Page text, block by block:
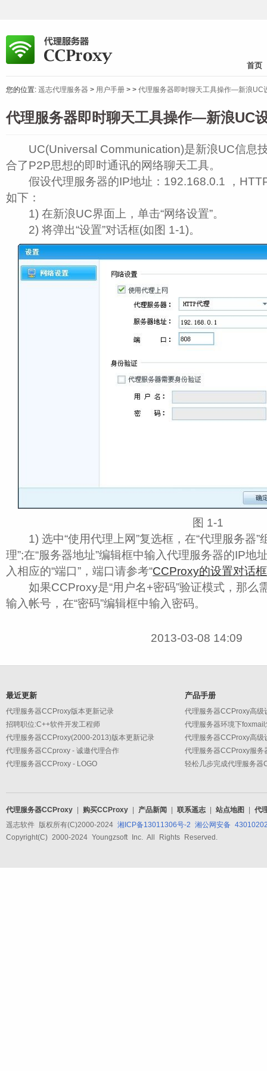
首页
您的位置: 遥志代理服务器 > 用户手册 > > 代理服务器即时聊天工具操作—新浪UC
代理服务器即时聊天工具操作—新浪UC
UC(Universal Communication)是新浪UC信息
合了P2P思想的即时通讯的网络聊天工具。
假设代理服务器的IP地址：192.168.0.1 ，
如下：
1) 在新浪UC界面上，单击“网络设置”。
2) 将弹出“设置”对话框(如图 1‑1)。
图 1‑1
1) 选中“使用代理上网”复选框，在“代理服务器”
理”;在“服务器地址”编辑框中输入代理服务器的IP地
入相应的“端口”，端口请参考“CCProxy的设置对话框
如果CCProxy是“用户名+密码”验证模式，那么
输入帐号，在“密码”编辑框中输入密码。
2013-03-08 14:09
最近更新
代理服务器CCProxy版本更新记录
招聘职位:C++软件开发工程师
代理服务器CCProxy(2000-2013)版本更新记录
代理服务器CCproxy - 诚邀代理合作
代理服务器CCProxy - LOGO
产品手册
代理服务器环境下
代理服务器CCProxy服务
轻松几步完成代理服务器
代理服务器CCProxy | 购买CCProxy | 产品新闻 | 联系遥志 | 站点地图 | 代
遥志软件 版权所有(C)2000-2024 湘ICP备13011306号-2 湘公网安备
Copyright(C) 2000-2024 Youngzsoft Inc. All Rights Reserved.